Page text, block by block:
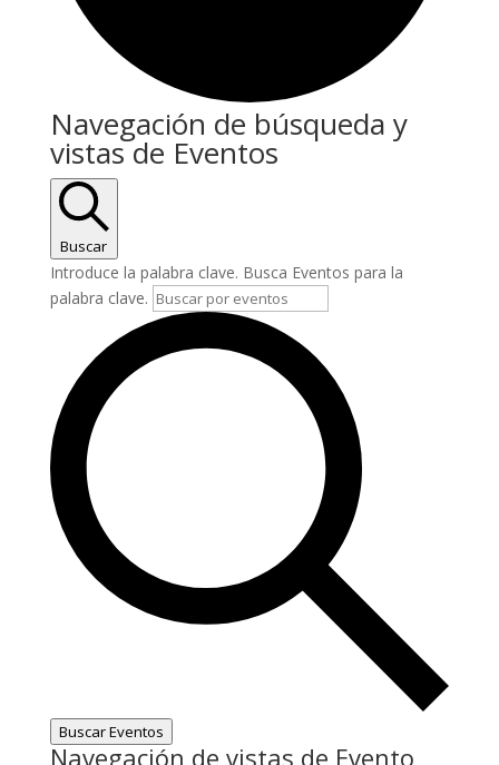
Eventos
en
21/07/2026
Navegación de búsqueda y
vistas de Eventos
Buscar
Introduce la palabra clave. Busca Eventos para la
palabra clave.
Buscar Eventos
Navegación de vistas de Evento